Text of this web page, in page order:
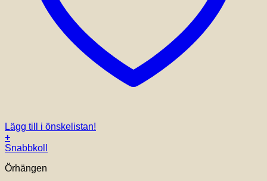
Lägg till i önskelistan!
+
Snabbkoll
Örhängen